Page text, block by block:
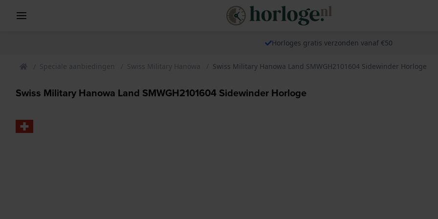
Horloges gratis verzonden vanaf €50
Speciale aanbiedingen Swiss Military Hanowa Swiss Military Hanowa Land SMWGH2101604 Sidewinder Horloge
Swiss Military Hanowa Land SMWGH2101604 Sidewinder Horloge